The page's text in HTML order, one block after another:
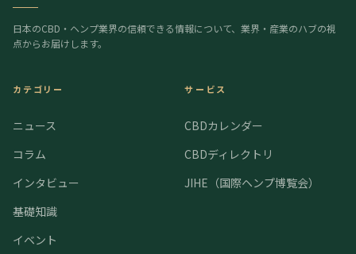
日本のCBD・ヘンプ業界の信頼できる情報について、業界・産業のハブの視
点からお届けします。
カテゴリー
ニュース
コラム
インタビュー
基礎知識
イベント
サービス
CBDカレンダー
CBDディレクトリ
JIHE（国際ヘンプ博覧会）